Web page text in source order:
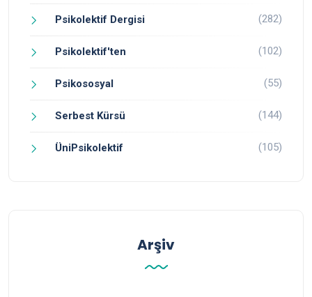
Psikolektif Dergisi (282)
Psikolektif'ten (102)
Psikososyal (55)
Serbest Kürsü (144)
ÜniPsikolektif (105)
Arşiv